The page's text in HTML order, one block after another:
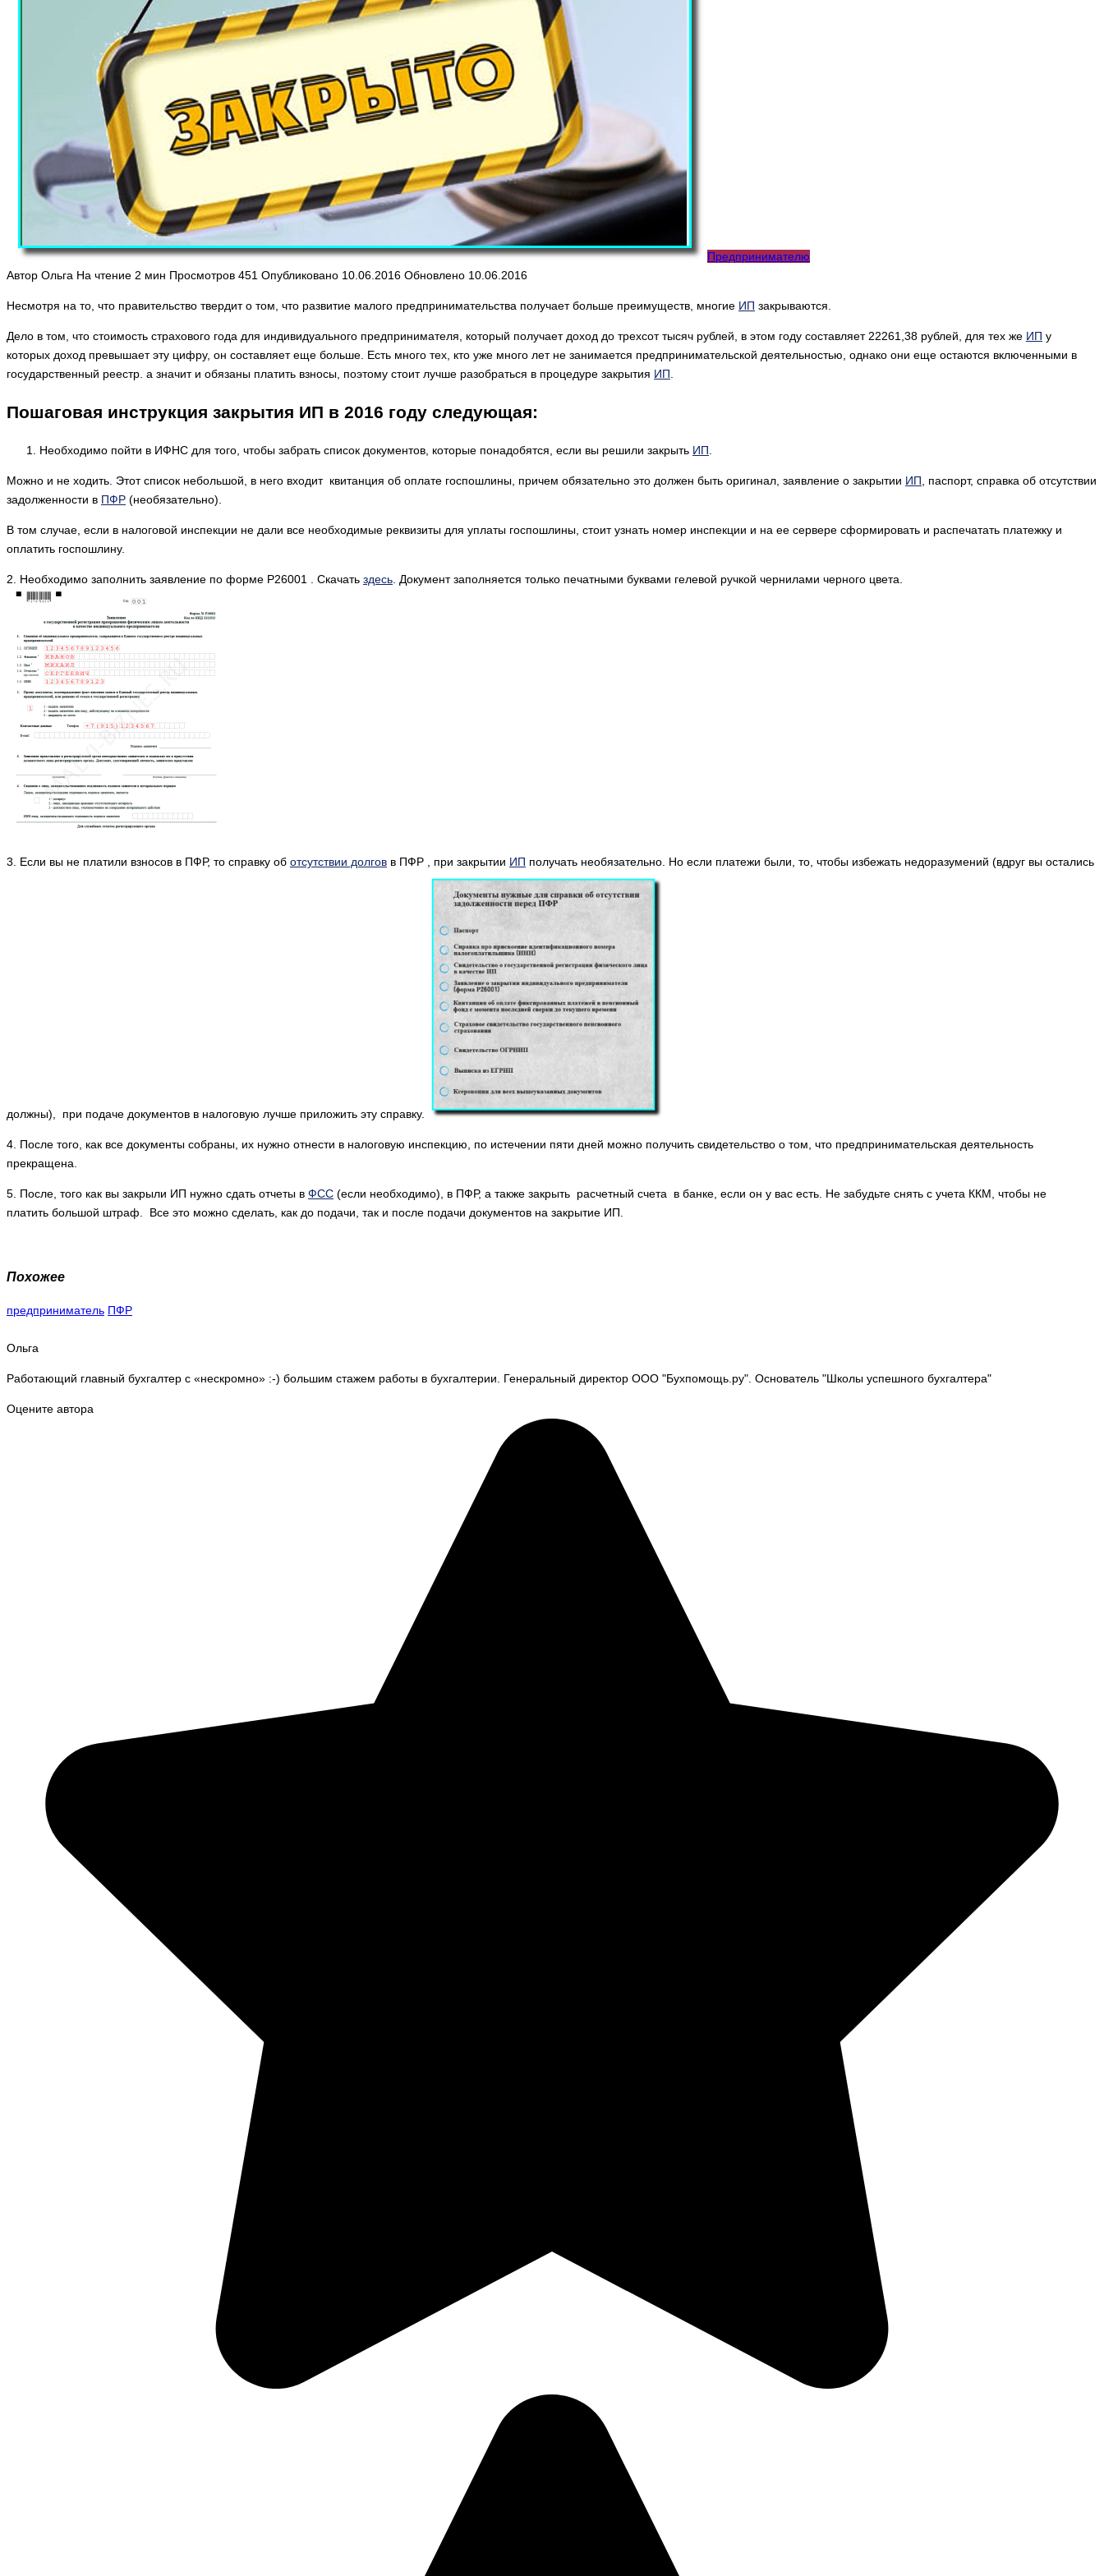
Предпринимателю
Автор Ольга На чтение 2 мин Просмотров 451 Опубликовано 10.06.2016 Обновлено 10.06.2016
Несмотря на то, что правительство твердит о том, что развитие малого предпринимательства получает больше преимуществ, многие ИП закрываются.
Дело в том, что стоимость страхового года для индивидуального предпринимателя, который получает доход до трехсот тысяч рублей, в этом году составляет 22261,38 рублей, для тех же ИП у
которых доход превышает эту цифру, он составляет еще больше. Есть много тех, кто уже много лет не занимается предпринимательской деятельностью, однако они еще остаются включенными в
государственный реестр. а значит и обязаны платить взносы, поэтому стоит лучше разобраться в процедуре закрытия ИП
Пошаговая инструкция закрытия ИП в 2016 году следующая:
Необходимо пойти в ИФНС для того, чтобы забрать список документов, которые понадобятся, если вы решили закрыть ИП
Можно и не ходить. Этот список небольшой, в него входит квитанция об оплате госпошлины, причем обязательно это должен быть оригинал, заявление о закрытии ИП , паспорт, справка об отсутствии
задолженности в ПФР (необязательно).
В том случае, если в налоговой инспекции не дали все необходимые реквизиты для уплаты госпошлины, стоит узнать номер инспекции и на ее сервере сформировать и распечатать платежку и
оплатить госпошлину.
2. Необходимо заполнить заявление по форме Р26001 . Скачать здесь . Документ заполняется только печатными буквами гелевой ручкой чернилами черного цвета.
3. Если вы не платили взносов в ПФР, то справку об отсутствии долгов в ПФР , при закрытии ИП получать необязательно. Но если платежи были, то, чтобы избежать недоразумений (вдруг вы остались
должны), при подаче документов в налоговую лучше приложить эту справку.
4. После того, как все документы собраны, их нужно отнести в налоговую инспекцию, по истечении пяти дней можно получить свидетельство о том, что предпринимательская деятельность
прекращена.
5. После, того как вы закрыли ИП нужно сдать отчеты в ФСС (если необходимо), в ПФР, а также закрыть расчетный счета в банке, если он у вас есть. Не забудьте снять с учета ККМ, чтобы не
платить большой штраф. Все это можно сделать, как до подачи, так и после подачи документов на закрытие ИП.
Похожее
предприниматель ПФР
Ольга
Работающий главный бухгалтер с «нескромно» :-) большим стажем работы в бухгалтерии. Генеральный директор ООО "Бухпомощь.ру". Основатель "Школы успешного бухгалтера"
Оцените автора